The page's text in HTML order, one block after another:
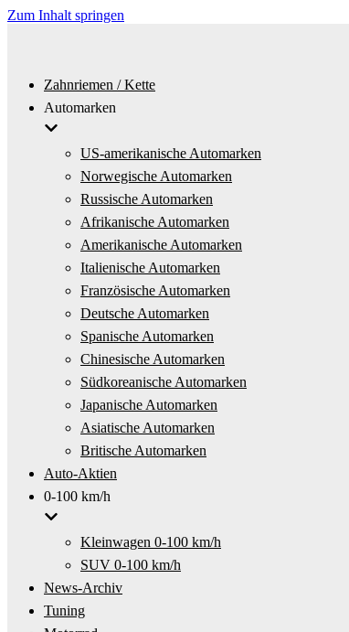
Zum Inhalt springen
Zahnriemen / Kette
Automarken
US-amerikanische Automarken
Norwegische Automarken
Russische Automarken
Afrikanische Automarken
Amerikanische Automarken
Italienische Automarken
Französische Automarken
Deutsche Automarken
Spanische Automarken
Chinesische Automarken
Südkoreanische Automarken
Japanische Automarken
Asiatische Automarken
Britische Automarken
Auto-Aktien
0-100 km/h
Kleinwagen 0-100 km/h
SUV 0-100 km/h
News-Archiv
Tuning